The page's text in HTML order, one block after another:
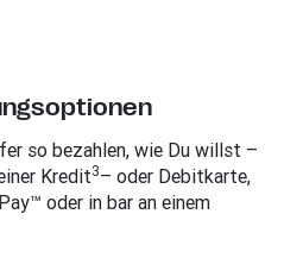
so bezahlen, wie Du willst –
Kredit3– oder Debitkarte,
oder in bar an einem